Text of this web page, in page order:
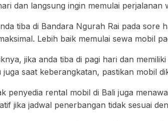
dan langsung ingin memulai perjalanan
tiba di Bandara Ngurah Rai pada sore
Lebih baik memulai sewa mobil
jika anda tiba di pagi hari dan
juga saat keberangkatan, pastikan mobil
penyedia rental mobil di Bali juga
jika jadwal penerbangan tidak sesuai